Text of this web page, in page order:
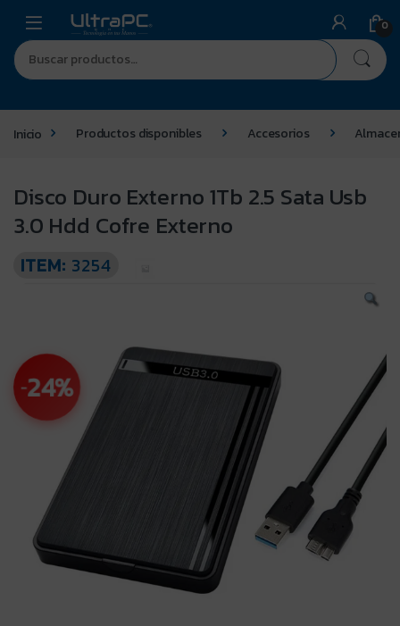
0
Inicio Productos disponibles Accesorios
-24%
Disco Duro Externo 1Tb 2.5 Sata Usb
3.0 Hdd Cofre Externo
ITEM: 3254